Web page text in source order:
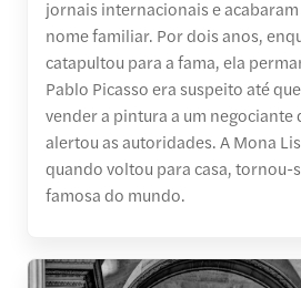
jornais internacionais e
nome familiar. Por dois anos,
catapultou para a fama, ela
Pablo Picasso era suspeito até
vender a pintura a um negociante
alertou as autoridades. A Mona
quando voltou para casa, tornou-
famosa do mundo.